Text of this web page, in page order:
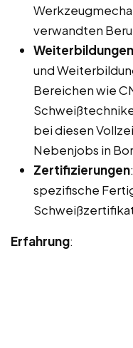
verwandten
Weiterbildungen
und
Bereichen wie
bei diesen
Nebenjobs in
Zertifizierungen
spezifische
Erfahrung: